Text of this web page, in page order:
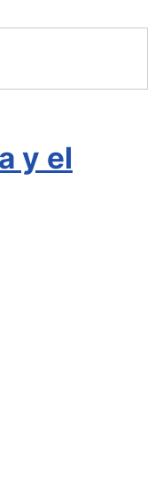
y el